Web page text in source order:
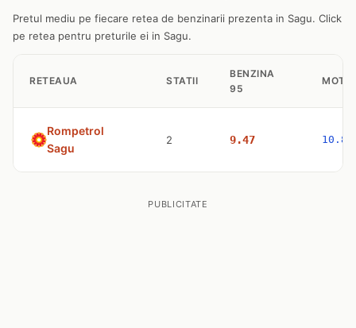
Pretul mediu pe fiecare retea de benzinarii prezenta in Sagu. Click
pe retea pentru preturile ei in Sagu.
RETEAUA STATII
BENZINA
95
Rompetrol
Sagu
2 9.47 10.83
PUBLICITATE